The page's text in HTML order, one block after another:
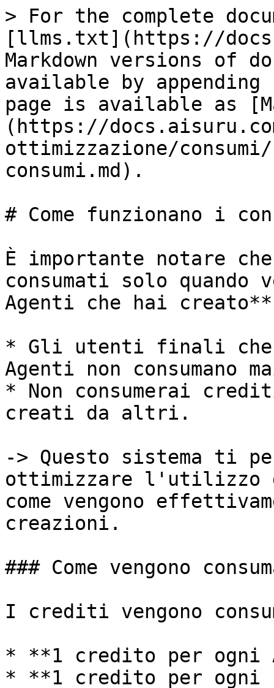
> For the complete
[llms.txt](https://
Markdown versions of
available by
page is available as
(https://
ottimizzazione/
consumi.md).
# Come funzionano i
È importante notare
consumati solo
Agenti che hai
* Gli utenti finali che
Agenti non consumano
* Non consumerai
creati da altri.
-> Questo sistema ti
ottimizzare l'utilizzo
come vengono
creazioni.
### Come vengono
I crediti vengono
* **1 credito per ogni
* **1 credito per ogni